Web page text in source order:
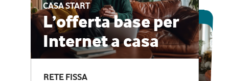
CASA START
L’offerta base per
Internet a casa
RETE FISSA
ESCLUSIVA ONLINE
CASA PRO
Internet veloce e